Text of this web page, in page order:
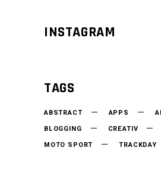
INSTAGRAM
TAGS
ABSTRACT APPS
BLOGGING
CREATIV
MOTO SPORT
TRACKDAY